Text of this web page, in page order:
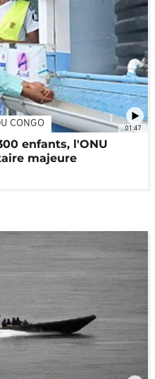
01:47
CONGO
enfants, l'ONU
majeure